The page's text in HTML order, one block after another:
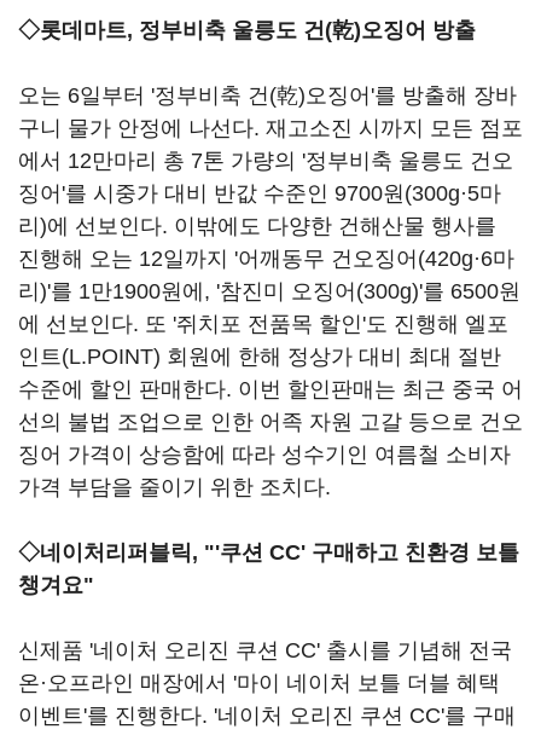
◇롯데마트, 정부비축 울릉도 건(乾)오징어 방출
오는 6일부터 '정부비축 건(乾)오징어'를 방출해 장바
구니 물가 안정에 나선다. 재고소진 시까지 모든 점포
에서 12만마리 총 7톤 가량의 '정부비축 울릉도 건오
징어'를 시중가 대비 반값 수준인 9700원(300g·5마
리)에 선보인다. 이밖에도 다양한 건해산물 행사를
진행해 오는 12일까지 '어깨동무 건오징어(420g·6마
리)'를 1만1900원에, '참진미 오징어(300g)'를 6500원
에 선보인다. 또 '쥐치포 전품목 할인'도 진행해 엘포
인트(L.POINT) 회원에 한해 정상가 대비 최대 절반
수준에 할인 판매한다. 이번 할인판매는 최근 중국 어
선의 불법 조업으로 인한 어족 자원 고갈 등으로 건오
징어 가격이 상승함에 따라 성수기인 여름철 소비자
가격 부담을 줄이기 위한 조치다.
◇네이처리퍼블릭, "'쿠션 CC' 구매하고 친환경 보틀
챙겨요"
신제품 '네이처 오리진 쿠션 CC' 출시를 기념해 전국
온·오프라인 매장에서 '마이 네이처 보틀 더블 혜택
이벤트'를 진행한다. '네이처 오리진 쿠션 CC'를 구매